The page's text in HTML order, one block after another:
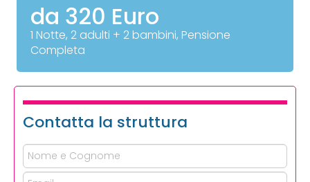
da 320 Euro
1 Notte, 2 adulti + 2 bambini, Pensione
Completa
Contatta la struttura